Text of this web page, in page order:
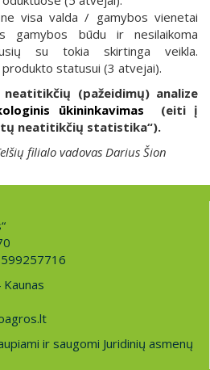
visa valda / gamybos vienetai
gamybos būdu ir nesilaikoma
su tokia skirtinga veikla.
statusui (3 atvejai).
neatitikčių (pažeidimų) analize
ūkininkavimas (eiti į
neatitikčių statistika“).
filialo vadovas Darius Šion
ir saugomi Juridinių asmenų